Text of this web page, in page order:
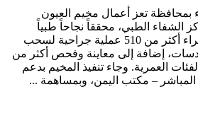
بمحافظة تعز أعمال مخيم العيون
الشفاء الطبي، محققاً نجاحاً طبياً
وإنسانياً كبيراً تمثل في إجراء أكثر من 510 عملية جراحية لسحب
إضافة إلى معاينة وفحص أكثر من
العمرية. وجاء تنفيذ المخيم بدعم
– مكتب اليمن، وبمساهمة ...